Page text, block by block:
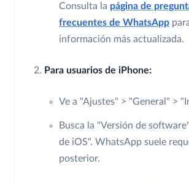
Consulta la página de
frecuentes de WhatsApp
información más actualizada.
Para usuarios de iPhone:
Ve a "Ajustes" > "General" >
Busca la "Versión de
de iOS". WhatsApp suele
posterior.